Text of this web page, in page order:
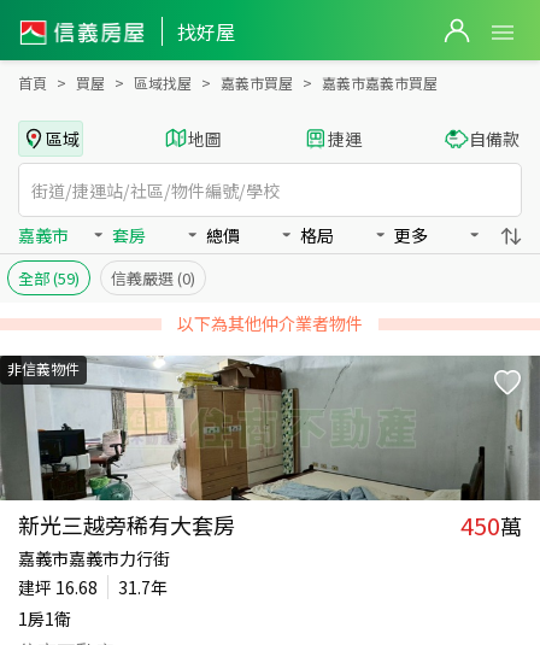
找好屋
嘉義市嘉義市買房：套房房屋物件出售、房價分析
首頁 買屋 區域找屋 嘉義市買屋 嘉義市嘉義市買屋
區域 地圖 捷運 自備款
嘉義市 套房 總價 格局 更多
全部(59) 信義嚴選 (0)
以下為其他仲介業者物件
非信義物件
新光三越旁稀有大套房 450萬
嘉義市嘉義市力行街
建坪 16.68
31.7年
1房1衛
嘉義市嘉義市買房：套房物件出售、房價分析 - 信義房屋